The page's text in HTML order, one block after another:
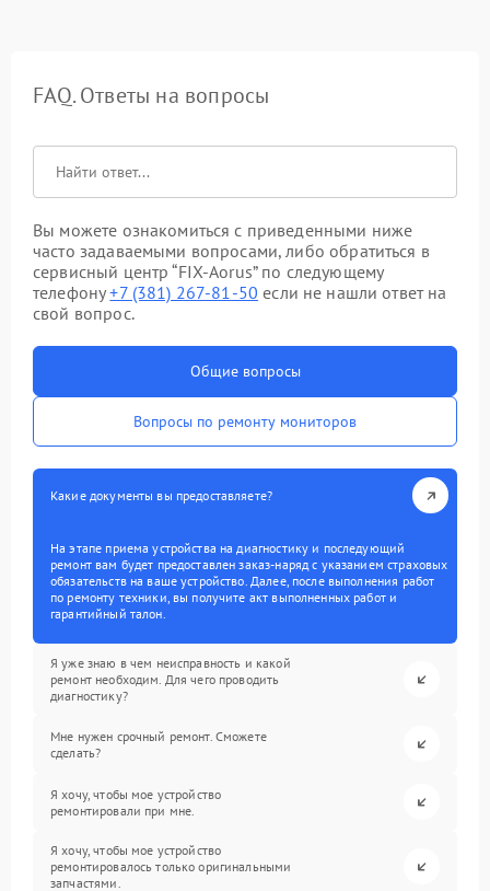
FAQ. Ответы на вопросы
Вы можете ознакомиться с приведенными ниже
часто задаваемыми вопросами, либо обратиться в
сервисный центр “FIX-Aorus” по следующему
телефону+7 (381) 267-81-50 если не нашли ответ на
свой вопрос.
Общие вопросы
Вопросы по ремонту мониторов
Какие документы вы предоставляете?
На этапе приема устройства на диагностику и последующий
ремонт вам будет предоставлен заказ-наряд с указанием страховых
обязательств на ваше устройство. Далее, после выполнения работ
по ремонту техники, вы получите акт выполненных работ и
гарантийный талон.
Я уже знаю в чем неисправность и какой
ремонт необходим. Для чего проводить
диагностику?
Мне нужен срочный ремонт. Сможете
сделать?
Я хочу, чтобы мое устройство
ремонтировали при мне.
Я хочу, чтобы мое устройство
ремонтировалось только оригинальными
запчастями.